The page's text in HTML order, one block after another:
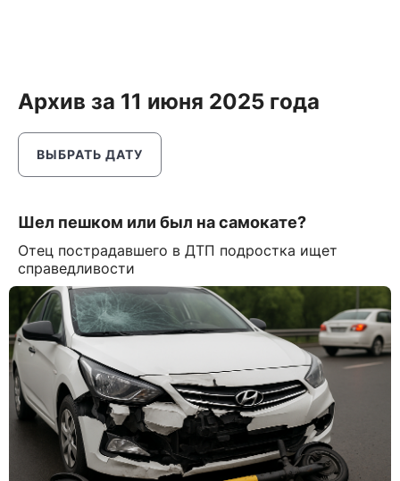
Архив за 11 июня 2025 года
ВЫБРАТЬ ДАТУ
Шел пешком или был на самокате?
Отец пострадавшего в ДТП подростка ищет
справедливости